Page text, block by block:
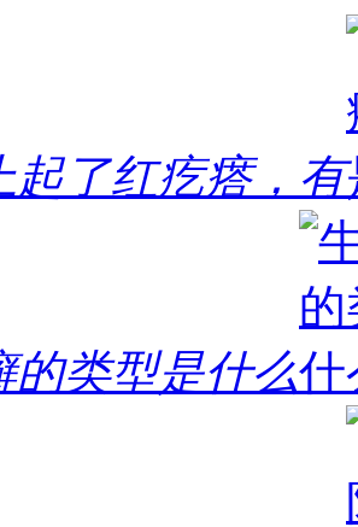
起了红疙瘩，有
的类型是什么